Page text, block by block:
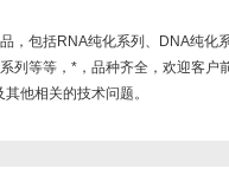
，包括RNA纯化系列、DNA纯化
列等等，*，品种齐全，欢迎客户
他相关的技术问题。